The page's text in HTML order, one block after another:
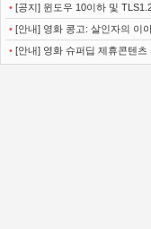
(Chrome)
• [공지] 윈도우 10이하 및
우 사이트 이용불가 안내
• [안내] 영화 콩고: 살인자의 이
츠 서비스가 종료 되었습니다.
• [안내] 영화 슈퍼딥 제휴콘텐츠